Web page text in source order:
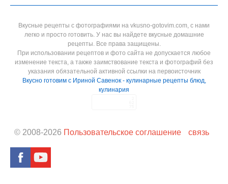
Вкусные рецепты с фотографиями на vkusno-gotovim.com, с нами
легко и просто готовить. У нас вы найдете вкусные домашние
рецепты. Все права защищены.
При использовании рецептов и фото сайта не допускается любое
изменение текста, а также заимствование текста и фотографий без
указания обязательной активной ссылки на первоисточник
Вкусно готовим с Ириной Савенок - кулинарные рецепты блюд,
кулинария
© 2008-2026 Пользовательское соглашение связь